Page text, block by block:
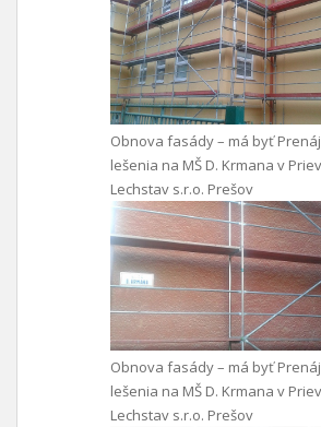
Obnova fasády – má byť
lešenia na MŠ D. Krmana v
Lechstav s.r.o. Prešov
Obnova fasády – má byť
lešenia na MŠ D. Krmana v
Lechstav s.r.o. Prešov